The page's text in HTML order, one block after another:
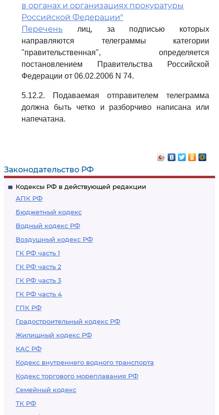
Законодательство РФ
Кодексы РФ в действующей редакции
АПК РФ
Бюджетный кодекс
Водный кодекс РФ
Воздушный кодекс РФ
ГК РФ часть 1
ГК РФ часть 2
ГК РФ часть 3
ГК РФ часть 4
ГПК РФ
Градостроительный кодекс РФ
Жилищный кодекс РФ
КАС РФ
Кодекс внутреннего водного транспорта
Кодекс торгового мореплавания РФ
Семейный кодекс
ТК РФ
в органах и организациях прокуратуры
Российской Федерации"
Перечень лиц, за подписью которых
направляются телеграммы категории
"правительственная", определяется
постановлением Правительства Российской
Федерации от 06.02.2006 N 74.
5.12.2. Подаваемая отправителем телеграмма
должна быть четко и разборчиво написана или
напечатана.